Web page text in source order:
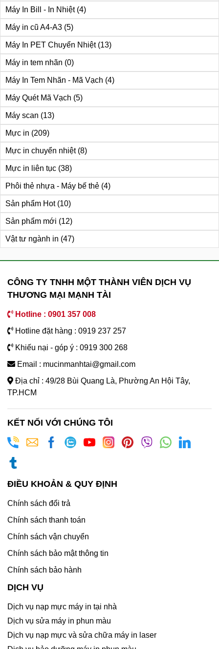
Máy In Bill - In Nhiệt (4)
Máy in cũ A4-A3 (5)
Máy In PET Chuyển Nhiệt (13)
Máy in tem nhãn (0)
Máy In Tem Nhãn - Mã Vạch (4)
Máy Quét Mã Vạch (5)
Máy scan (13)
Mực in (209)
Mực in chuyển nhiệt (8)
Mực in liên tục (38)
Phôi thẻ nhựa - Máy bế thẻ (4)
Sản phẩm Hot (10)
Sản phẩm mới (12)
Vật tư ngành in (47)
CÔNG TY TNHH MỘT THÀNH VIÊN DỊCH VỤ
THƯƠNG MẠI MẠNH TÀI
Hotline : 0901 357 008
Hotline đặt hàng : 0919 237 257
Khiếu nại - góp ý : 0919 300 268
Email : mucinmanhtai@gmail.com
Địa chỉ : 49/28 Bùi Quang Là, Phường An Hội Tây,
TP.HCM
KẾT NỐI VỚI CHÚNG TÔI
ĐIỀU KHOẢN & QUY ĐỊNH
Chính sách đổi trả
Chính sách thanh toán
Chính sách vận chuyển
Chính sách bảo mật thông tin
Chính sách bảo hành
DỊCH VỤ
Dịch vụ nạp mực máy in tại nhà
Dịch vụ sửa máy in phun màu
Dịch vụ nạp mực và sửa chữa máy in laser